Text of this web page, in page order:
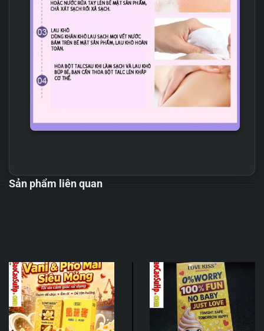
Sản phẩm liên quan